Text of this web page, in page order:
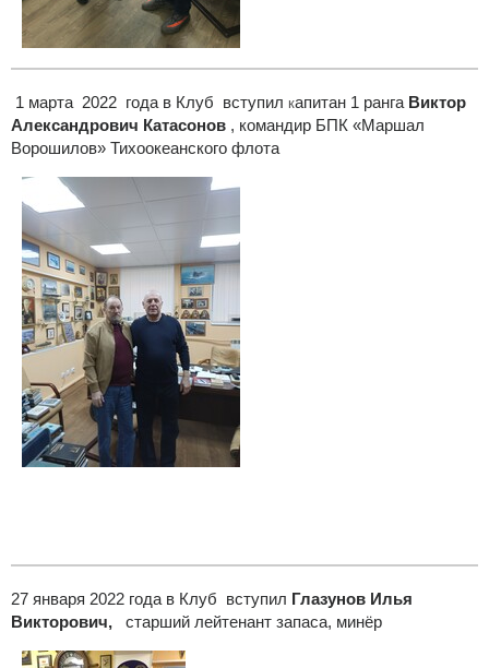
1 марта 2022 года в Клуб вступил капитан 1 ранга Виктор
Александрович Катасонов , командир БПК «Маршал
Ворошилов» Тихоокеанского флота
27 января 2022 года в Клуб вступил Глазунов Илья
Викторович,
старший лейтенант запаса, минёр